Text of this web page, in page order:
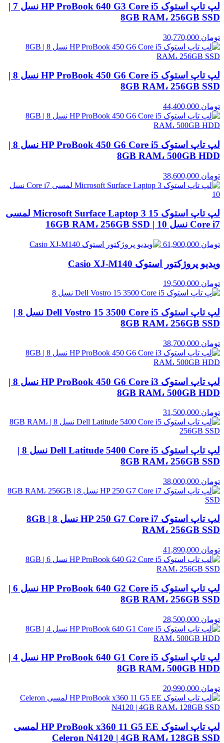
لپ تاپ استوک HP ProBook 640 G3 Core i5 نسل 7 |
8GB RAM، 256GB SSD
تومان
لپ تاپ استوک HP ProBook 450 G6 Core i5 نسل 8 |
8GB RAM، 256GB SSD
تومان
لپ تاپ استوک HP ProBook 450 G6 Core i5 نسل 8 |
8GB RAM، 500GB HDD
تومان
لپ تاپ استوک Microsoft Surface Laptop 3 15 لمسی
Core i7 نسل 10 | 16GB RAM، 256GB SSD
تومان
ویدیو پروژکتور استوک Casio XJ‑M140
تومان
لپ تاپ استوک Dell Vostro 15 3500 Core i5 نسل 8 |
8GB RAM، 256GB SSD
تومان
لپ تاپ استوک HP ProBook 450 G6 Core i3 نسل 8 |
8GB RAM، 500GB HDD
تومان
لپ تاپ استوک Dell Latitude 5400 Core i5 نسل 8 |
8GB RAM، 256GB SSD
تومان
لپ تاپ استوک HP 250 G7 Core i7 نسل 8 | 8GB
RAM، 256GB SSD
تومان
لپ تاپ استوک HP ProBook 640 G2 Core i5 نسل 6 |
8GB RAM، 256GB SSD
تومان
لپ تاپ استوک HP ProBook 640 G1 Core i5 نسل 4 |
8GB RAM، 500GB HDD
تومان
لپ تاپ استوک HP ProBook x360 11 G5 EE لمسی
Celeron N4120 | 4GB RAM، 128GB SSD